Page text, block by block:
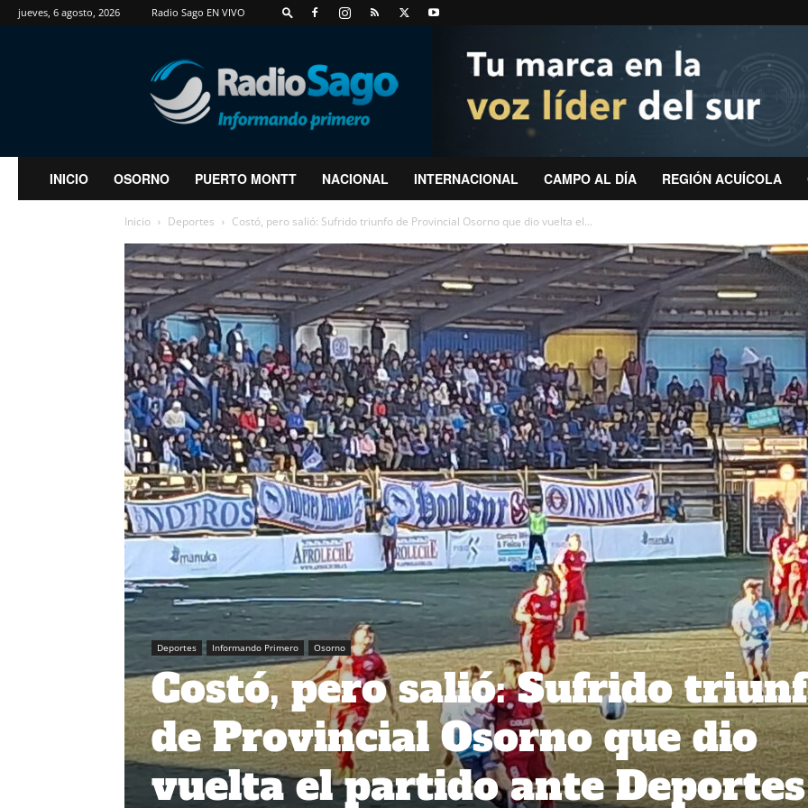
jueves, 6 agosto, 2026 Radio Sago EN VIVO
RadioSago
INICIO OSORNO PUERTO MONTT NACIONAL INTERNACIONAL CAMPO AL DÍA REGIÓN ACUÍCOLA
Inicio Deportes Costó, pero salió: Sufrido triunfo de Provincial Osorno que dio vuelta el...
Deportes Informando Primero Osorno
Costó, pero salió: Sufrido
de Provincial Osorno que dio
vuelta el partido ante Deportes